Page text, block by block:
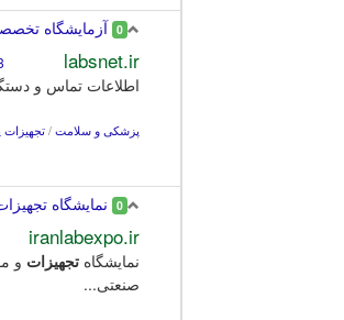
0 آزمایشگاه
labsnet.ir
اطلاعات تماس و
پزشکی و سلامت /
0 نمایشگاه
iranlabexpo.ir
نمایشگاه تجهیزات و
صنعتی...